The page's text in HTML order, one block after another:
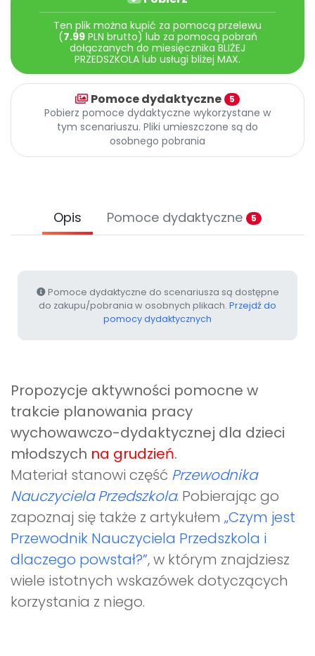
Archiwalne numery
Pomoc
Promocje
Ten plik można kupić za pomocą przelewu
(7.99PLN brutto) lub za pomocą pobrań
dołączanych do miesięcznika BLIŻEJ
PRZEDSZKOLA lub usługi bliżej MAX.
Pomoce dydaktyczne 5
Pobierz pomoce dydaktyczne wykorzystane w
tym scenariuszu. Pliki umieszczone są do
osobnego pobrania
Opis Pomoce dydaktyczne 5
Pomoce dydaktyczne do scenariusza są dostępne
do zakupu/pobrania w osobnych plikach. Przejdź do
pomocy dydaktycznych
Propozycje aktywności pomocne w
trakcie planowania pracy
wychowawczo-dydaktycznej dla dzieci
młodszych na grudzień.
Materiał stanowi część Przewodnika
Nauczyciela Przedszkola. Pobierając go
zapoznaj się także z artykułem „Czym jest
Przewodnik Nauczyciela Przedszkola i
dlaczego powstał?”, w którym znajdziesz
wiele istotnych wskazówek dotyczących
korzystania z niego.